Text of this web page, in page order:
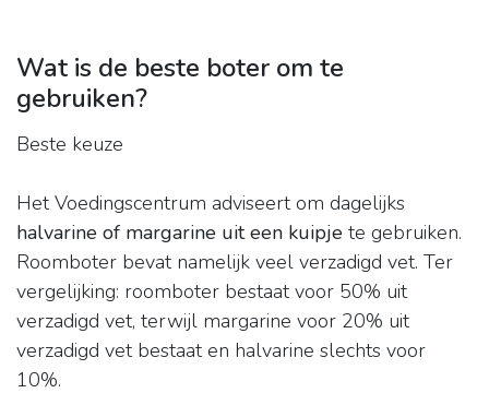
Wat is de beste boter om te
gebruiken?
Beste keuze
Het Voedingscentrum adviseert om dagelijks
halvarine of margarine uit een kuipje te gebruiken.
Roomboter bevat namelijk veel verzadigd vet. Ter
vergelijking: roomboter bestaat voor 50% uit
verzadigd vet, terwijl margarine voor 20% uit
verzadigd vet bestaat en halvarine slechts voor
10%.